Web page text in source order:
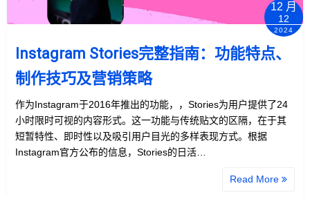
12 月
12
2024
Instagram Stories完整指南：功能特点、
制作技巧及营销策略
作为Instagram于2016年推出的功能，，Stories为用户提供了24
小时限时可视的内容形式。这一功能与传统贴文的区隔，在于其
短暂特性、即时性以及吸引用户目光的多样表现方式。根据
Instagram官方公布的信息，Stories的日活…
Read More